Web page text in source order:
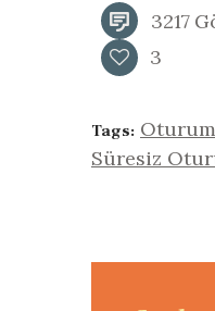
3217
3
Tags: Oturum
Süresiz